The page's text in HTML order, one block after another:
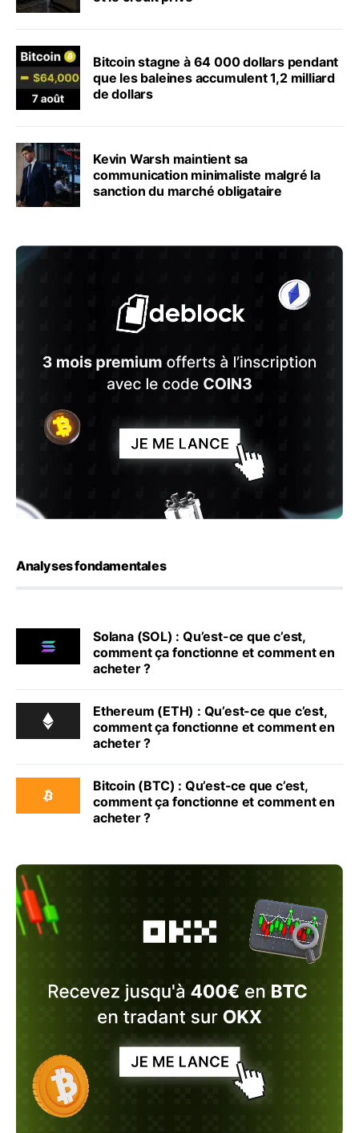
Bitcoin stagne à 64 000 dollars pendant
que les baleines accumulent 1,2 milliard
de dollars
Kevin Warsh maintient sa
communication minimaliste malgré la
sanction du marché obligataire
Analyses fondamentales
Solana (SOL) : Qu’est-ce que c’est,
comment ça fonctionne et comment en
acheter ?
Ethereum (ETH) : Qu’est-ce que c’est,
comment ça fonctionne et comment en
acheter ?
Bitcoin (BTC) : Qu’est-ce que c’est,
comment ça fonctionne et comment en
acheter ?